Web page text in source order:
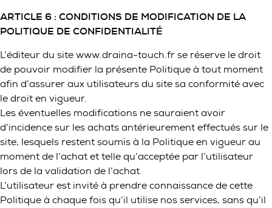
ARTICLE 6 : CONDITIONS DE MODIFICATION DE LA
POLITIQUE DE CONFIDENTIALITÉ
L’éditeur du site www.draina-touch.fr se réserve le droit
de pouvoir modifier la présente Politique à tout moment
afin d’assurer aux utilisateurs du site sa conformité avec
le droit en vigueur.
Les éventuelles modifications ne sauraient avoir
d’incidence sur les achats antérieurement effectués sur le
site, lesquels restent soumis à la Politique en vigueur au
moment de l’achat et telle qu’acceptée par l’utilisateur
lors de la validation de l’achat.
L’utilisateur est invité à prendre connaissance de cette
Politique à chaque fois qu’il utilise nos services, sans qu’il